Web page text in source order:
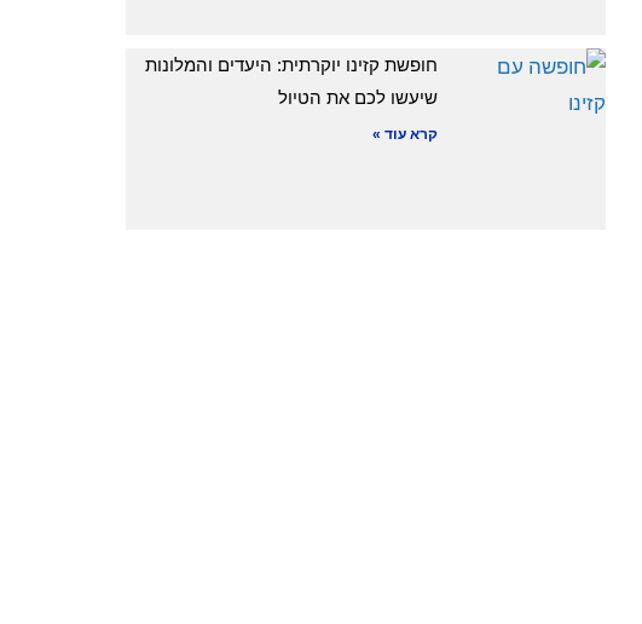
חופשת קזינו יוקרתית: היעדים והמלונות
שיעשו לכם את הטיול
קרא עוד »